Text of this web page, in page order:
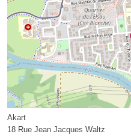
Akart
18 Rue Jean Jacques Waltz